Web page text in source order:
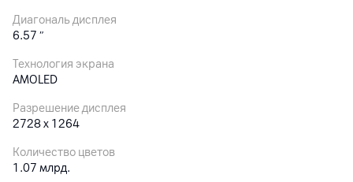
Диагональ дисплея
6.57 ″
Технология экрана
AMOLED
Разрешение дисплея
2728 x 1264
Количество цветов
1.07 млрд.